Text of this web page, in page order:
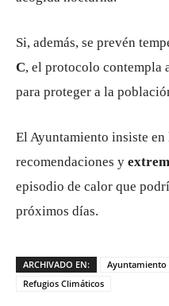
Si, además, se prevén
C, el protocolo contempla
para proteger a la
El Ayuntamiento insiste
recomendaciones y
episodio de calor que
próximos días.
ARCHIVADO EN: Ayuntamiento
Refugios Climáticos